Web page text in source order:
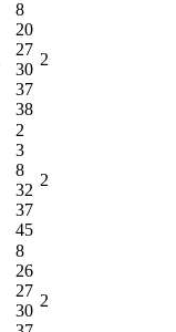
8
20
27
30
37
38
2
2
3
8
32
37
45
2
8
26
27
30
2